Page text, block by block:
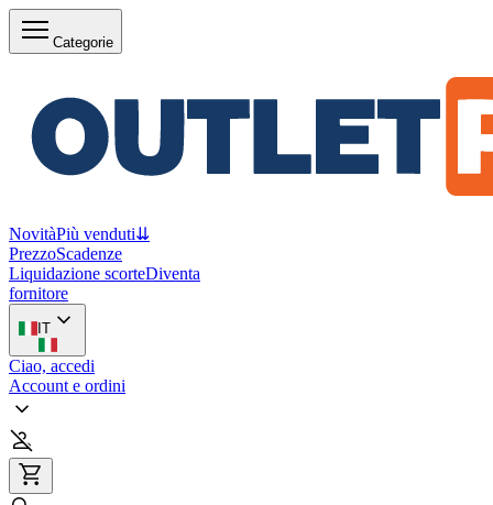
Categorie
NovitàPiù venduti⇊
PrezzoScadenze
Liquidazione scorteDiventa
fornitore
IT
Ciao, accedi
Account e ordini